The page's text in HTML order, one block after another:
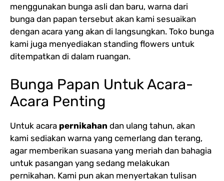
menggunakan bunga asli dan baru, warna dari
bunga dan papan tersebut akan kami sesuaikan
dengan acara yang akan di langsungkan. Toko bunga
kami juga menyediakan standing flowers untuk
ditempatkan di dalam ruangan.
Bunga Papan Untuk Acara-
Acara Penting
Untuk acara pernikahan dan ulang tahun, akan
kami sediakan warna yang cemerlang dan terang,
agar memberikan suasana yang meriah dan bahagia
untuk pasangan yang sedang melakukan
pernikahan. Kami pun akan menyertakan tulisan